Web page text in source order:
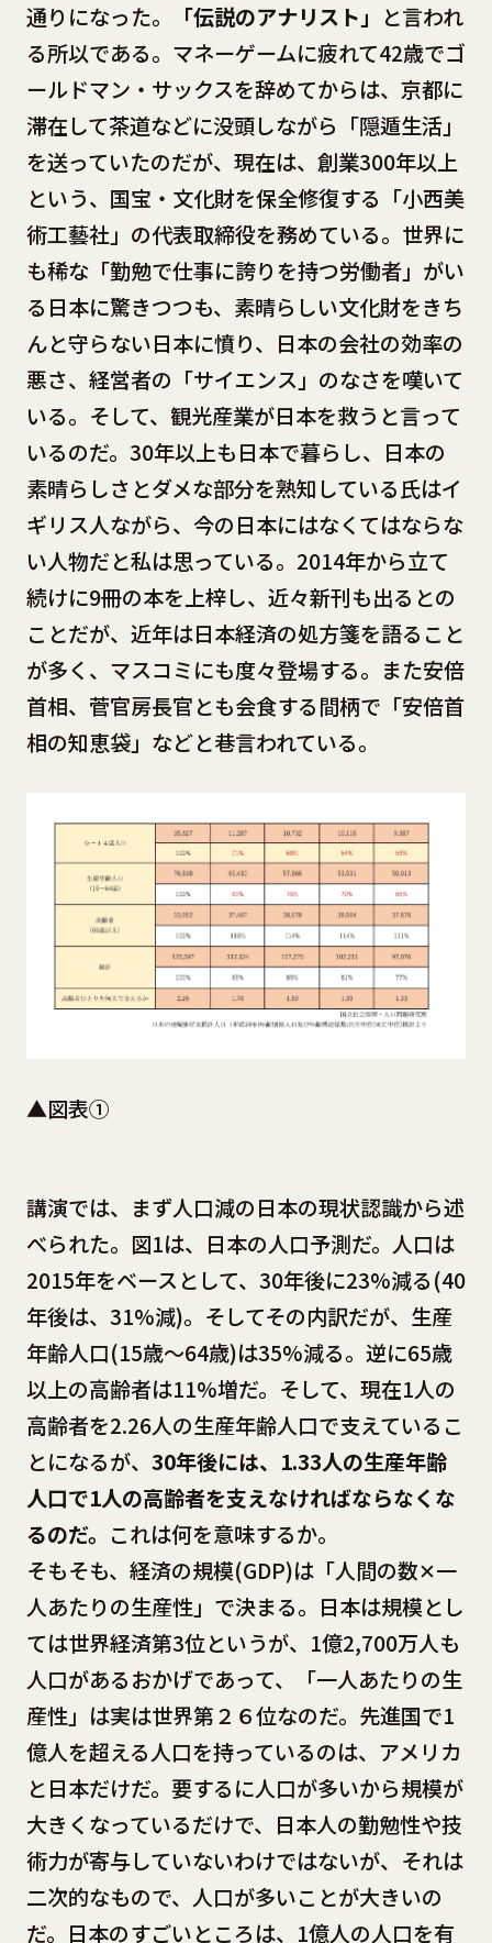
通りになった。
「伝説のアナリスト」 と言われ
る所以である。マネーゲームに疲れて42歳でゴ
ールドマン・サックスを辞めてからは、京都に
滞在して茶道などに没頭しながら「隠遁生活」
を送っていたのだが、現在は、創業300年以上
という、国宝・文化財を保全修復する「小西美
術工藝社」の代表取締役を務めている。世界に
も稀な「勤勉で仕事に誇りを持つ労働者」がい
る日本に驚きつつも、素晴らしい文化財をきち
んと守らない日本に憤り、日本の会社の効率の
悪さ、経営者の「サイエンス」のなさを嘆いて
いる。そして、観光産業が日本を救うと言って
いるのだ。30年以上も日本で暮らし、日本の
素晴らしさとダメな部分を熟知している氏はイ
ギリス人ながら、今の日本にはなくてはならな
い人物だと私は思っている。2014年から立て
続けに9冊の本を上梓し、近々新刊も出るとの
ことだが、近年は日本経済の処方箋を語ること
が多く、マスコミにも度々登場する。また安倍
首相、菅官房長官とも会食する間柄で「安倍首
相の知恵袋」などと巷言われている。
▲図表①
講演では、まず人口減の日本の現状認識から述
べられた。図1は、日本の人口予測だ。人口は
2015年をベースとして、30年後に23%減る(40
年後は、31%減)。そしてその内訳だが、生産
年齢人口(15歳〜64歳)は35%減る。逆に65歳
以上の高齢者は11%増だ。そして、現在1人の
高齢者を2.26人の生産年齢人口で支えているこ
とになるが、 30年後には、1.33人の生産年齢
人口で1人の高齢者を支えなければならなくな
るのだ。 これは何を意味するか。
そもそも、経済の規模(GDP)は「人間の数✕一
人あたりの生産性」で決まる。日本は規模とし
ては世界経済第3位というが、1億2,700万人も
人口があるおかげであって、「一人あたりの生
産性」は実は世界第２６位なのだ。先進国で1
億人を超える人口を持っているのは、アメリカ
と日本だけだ。要するに人口が多いから規模が
大きくなっているだけで、日本人の勤勉性や技
術力が寄与していないわけではないが、それは
二次的なもので、人口が多いことが大きいの
だ。日本のすごいところは、1億人の人口を有